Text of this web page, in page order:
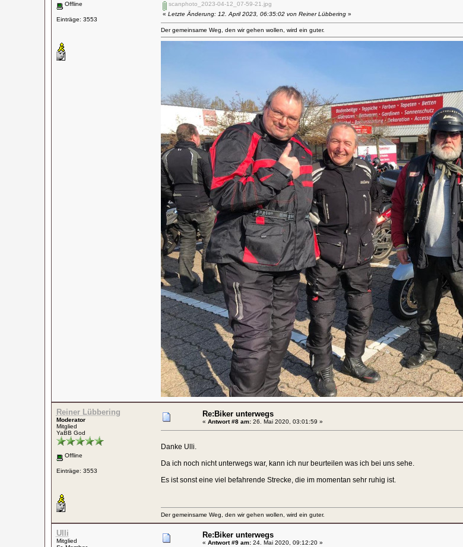
Offline
Einträge: 3553
scanphoto_2023-04-12_07-59-21.jpg
« Letzte Änderung: 12. April 2023, 06:35:02 von Reiner Lübbering»
Der gemeinsame Weg, den wir gehen wollen, wird ein guter.
Reiner Lübbering
Moderator
Mitglied
YaBB God
Offline
Einträge: 3553
Re:Biker unterwegs
« Antwort #8 am:26. Mai 2020, 03:01:59 »
Danke Ulli.
Da ich noch nicht unterwegs war, kann ich nur beurteilen was ich bei uns sehe.
Es ist sonst eine viel befahrende Strecke, die im momentan sehr ruhig ist.
Der gemeinsame Weg, den wir gehen wollen, wird ein guter.
Ulli
Mitglied
Re:Biker unterwegs
« Antwort #9 am:24. Mai 2020, 09:12:20 »